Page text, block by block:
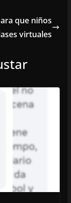
que niños
virtuales